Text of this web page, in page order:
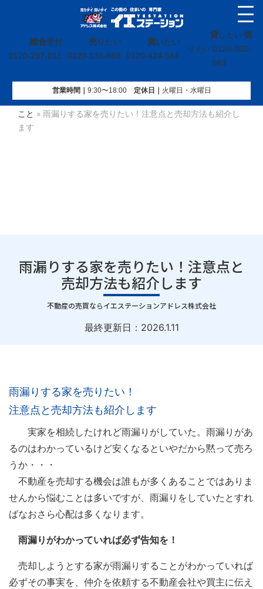
総合受付
0120-297-011
売りたい
0120-139-664
買いたい
0120-424-544
貸し たい 借
り たい 0120-302-
563
営業時間｜ 9:30〜18:00定休⽇｜ 火曜⽇・水曜⽇
イエステーション»不動産売却コラム»【売】土地や建物の
こと » 雨漏りする家を売りたい！注意点と売却方法も紹介し
ます
雨漏りする家を売りたい！注意点と
売却方法も紹介します
｜
不動産の売買ならイエステーションアドレス株式会社
最終更新日： 2026.1.11
雨漏りする家を売りたい！
注意点と売却方法も紹介します
実家を相続したけれど雨漏りがしていた。雨漏りがあ
るのはわかっているけど安くなるといやだから黙って売ろ
うか・・・
不動産を売却する機会は誰もが多くあることではありま
せんから悩むことは多いですが、雨漏りをしていたとすれ
ばなおさら心配は多くなります。
雨漏りがわかっていれば必ず告知を！
売却しようとする家が雨漏りすることがわかっていれば
必ずその事実を、仲介を依頼する不動産会社や買主に伝え